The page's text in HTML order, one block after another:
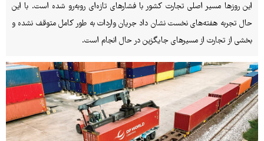
این روزها مسیر اصلی تجارت کشور با فشارهای تازه‌ای روبه‌رو شده است. با این
حال تجربه هفته‌های نخست نشان داد جریان واردات به ‌طور کامل متوقف نشده و
بخشی از تجارت از مسیرهای جایگزین در حال انجام است.